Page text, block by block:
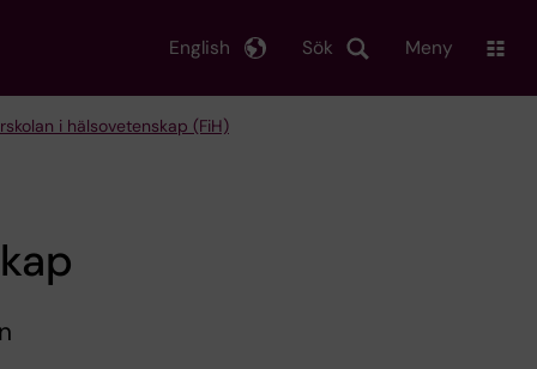
Sök
English Meny
i hälsovetenskap (FiH)